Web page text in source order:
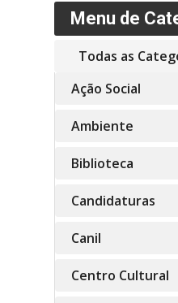
Menu de
Todas as
Ação Social
Ambiente
Biblioteca
Candidaturas
Canil
Centro Cultural